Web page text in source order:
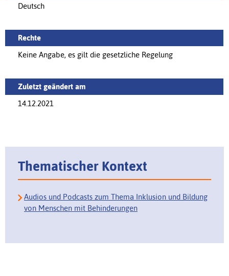
Deutsch
Rechte
Keine Angabe, es gilt die gesetzliche Regelung
Zuletzt geändert am
14.12.2021
Thematischer Kontext
Audios und Podcasts zum Thema Inklusion und Bildung
von Menschen mit Behinderungen